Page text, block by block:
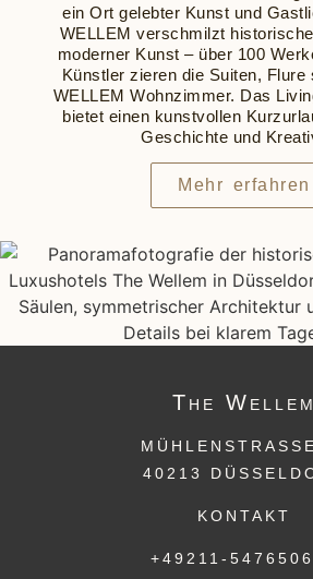
ein Ort gelebter Kunst und
WELLEM verschmilzt
moderner Kunst – über 100
Künstler zieren die Suiten, Flure
WELLEM Wohnzimmer. Das
bietet einen kunstvollen
Geschichte und
Mehr erfahren
The Wellem
MÜHLENSTRASSE
40213
KONTAKT
+49211-